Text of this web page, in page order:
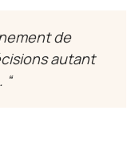
de
autant
“